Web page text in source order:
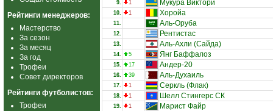
Рейтинги менеджеров:
Мастерство
За сезон
За месяц
За год
Трофеи
Совет директоров
Рейтинги футболистов:
Трофеи
9. 1 Мукура Виктори
10. 1 Хоройа
11. Аль-Оруба
12. Рентистас
13. Аль-Ахли (Сайда)
14. 5 Янг Баффалоз
15. 17 Андер-20
16. 39 Аль-Духаиль
17. 1 Серкль (Флак)
18. 1 Шелл Стингерс СК
19. 1 Марист Файр